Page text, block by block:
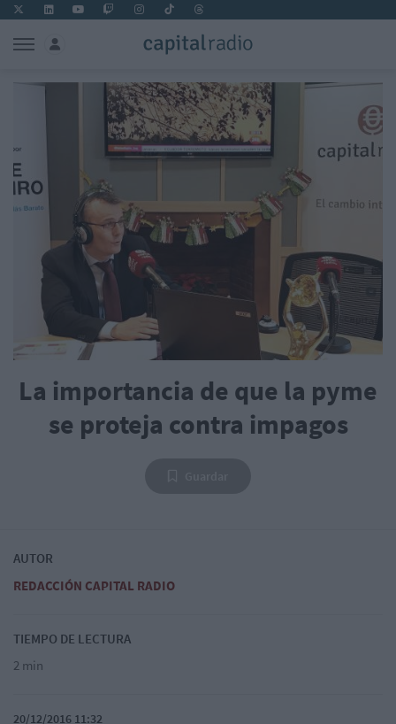
La importancia de que la pyme
se proteja contra impagos
AUTOR
REDACCIÓN CAPITAL RADIO
TIEMPO DE LECTURA
2 min
20/12/2016 11:32